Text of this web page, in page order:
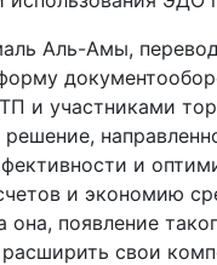
Аль-Амы,
и участниками
и
и экономию
она, появление
свои